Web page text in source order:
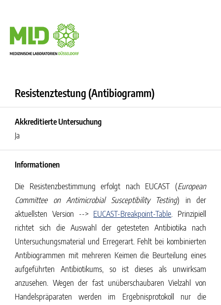
Resistenztestung (Antibiogramm)
Akkreditierte Untersuchung
Ja
Informationen
Die Resistenzbestimmung erfolgt nach EUCAST (European
Committee on Antimicrobial Susceptibility Testing) in der
aktuellsten Version --> EUCAST-Breakpoint-Table. Prinzipiell
richtet sich die Auswahl der getesteten Antibiotika nach
Untersuchungsmaterial und Erregerart. Fehlt bei kombinierten
Antibiogrammen mit mehreren Keimen die Beurteilung eines
aufgeführten Antibiotikums, so ist dieses als unwirksam
anzusehen. Wegen der fast unüberschaubaren Vielzahl von
Handelspräparaten werden im Ergebnisprotokoll nur die